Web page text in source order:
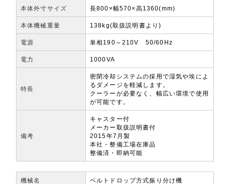
本体外寸サイズ 長800×幅570×高1360(mm)
本体機械重量 138kg(取扱説明書より)
電源 単相190～210V 50/60Hz
電力 1000VA
特長
密閉冷却システムの採用で湿気や埃によ
るダメージを軽減します。
クーラーが必要なく、幅広い環境で使用
が可能です。
備考
キャスター付
メーカー取扱説明書付
2015年7月製
本社・整備工場在庫品
整備済・即納可能
機械名 ベルトドロップ方式振り分け機